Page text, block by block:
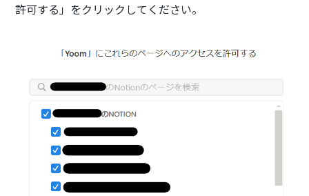
許可する」をクリックしてください。